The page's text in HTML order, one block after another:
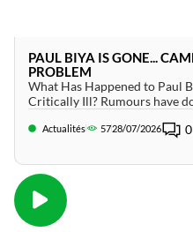
PAUL BIYA IS GONE...
PROBLEM
What Has Happened to Paul
Critically Ill? Rumours have
Actualités 5728/07/2026 0